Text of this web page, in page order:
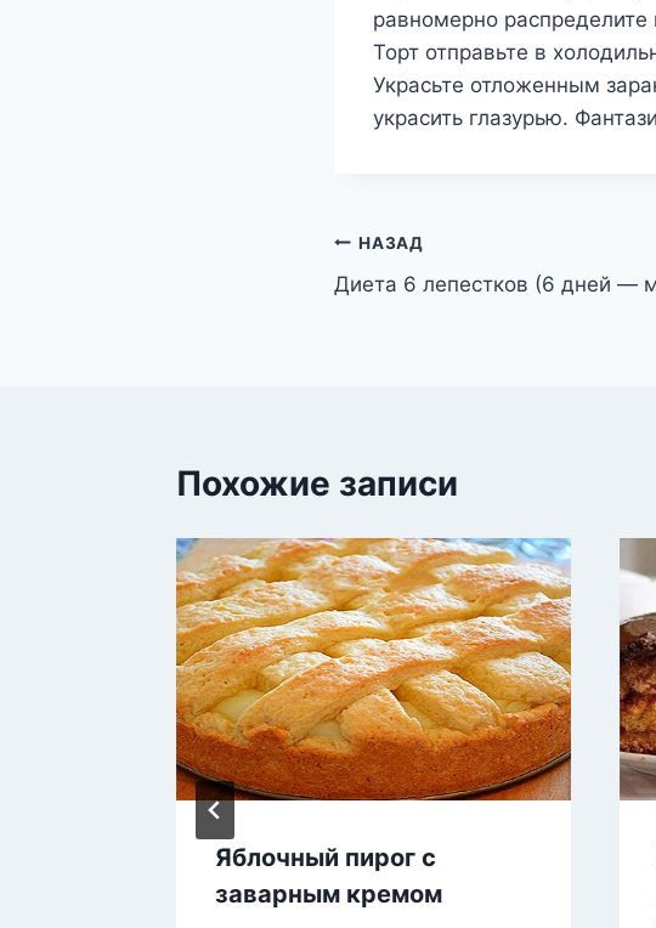
равномерно распределите
Торт отправьте в
Украсьте отложенным
украсить глазурью.
Навигация
по
НАЗАД
Диета 6 лепестков (6 дней —
Похожие записи
Яблочный пирог с
заварным кремом